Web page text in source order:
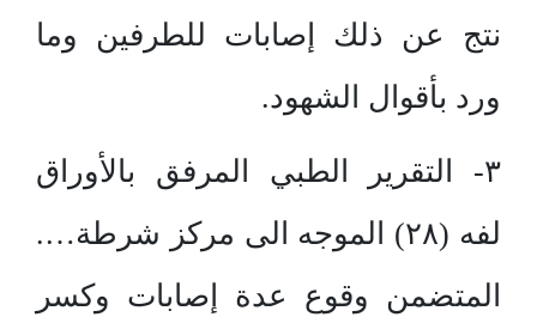
نتج عن ذلك إصابات للطرفين وما
ورد بأقوال الشهود.
٣- التقرير الطبي المرفق بالأوراق
لفه (٢٨) الموجه الى مركز شرطة….
المتضمن وقوع عدة إصابات وكسر